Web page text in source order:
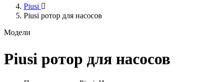
Piusi 
Piusi ротор для насосов
Модели
Piusi ротор для насосов